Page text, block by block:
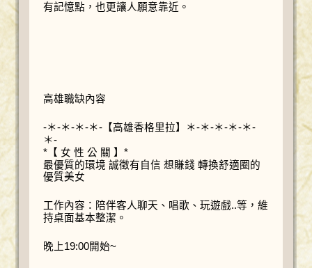
有記憶點，也更讓人願意靠近。
高雄職缺內容
-＊-＊-＊-＊-【高雄香格里拉】＊-＊-＊-＊-＊-
＊-
*【 女 性 公 關 】*
最優質的環境 誠徵有自信 想賺錢 轉換舒適圈的
優質美女
工作內容：陪伴客人聊天、唱歌、玩遊戲..等，維
持桌面基本整潔。
晚上19:00開始~